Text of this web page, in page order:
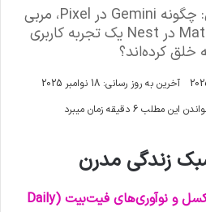
همگرایی هوشمند گوگل: چگونه Gemini در Pixel، مربی
سلامت فیت‌بیت و Matter در Nest یک تجربه کاربری
خلق کرده‌اند؟
آخرین به روز رسانی: 18 نوامبر 2025
این مطلب 6 دقیقه زمان میبرد
زندگی مدرن
بررسی مدل‌های جدید پیکسل و نوآوری‌های فیت‌بیت (Daily